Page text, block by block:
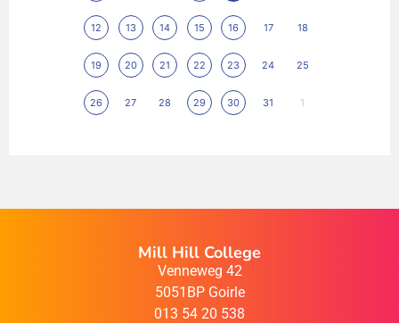
12 13 14 15 16 17 18
19 20 21 22 23 24 25
26 27 28 29 30 31 1
Mill Hill College
Venneweg 42
5051BP Goirle
013 54 20 538